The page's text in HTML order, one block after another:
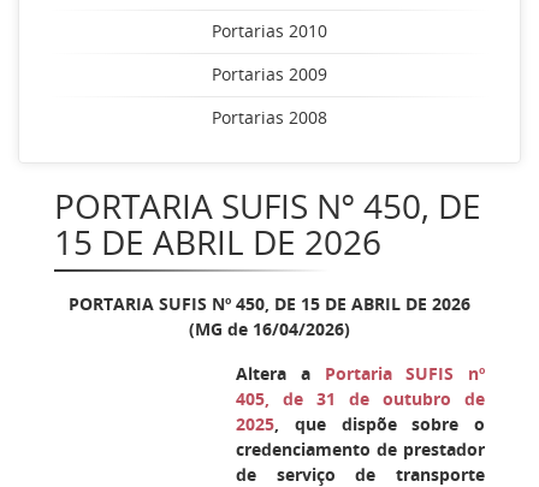
Portarias 2010
Portarias 2009
Portarias 2008
PORTARIA SUFIS Nº 450, DE
15 DE ABRIL DE 2026
PORTARIA SUFIS Nº 450, DE 15 DE ABRIL DE 2026
(MG de 16/04/2026)
Altera a Portaria SUFIS nº
405, de 31 de outubro de
2025, que dispõe sobre o
credenciamento de prestador
de serviço de transporte